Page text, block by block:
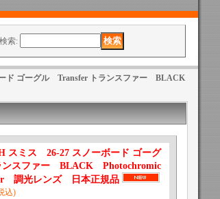
索:
ド ゴーグル Transfer トランスファー BLACK
スミス 26-27 スノーボード ゴーグ
スファー BLACK Photochromic
調光レンズ 日本正規品
込)